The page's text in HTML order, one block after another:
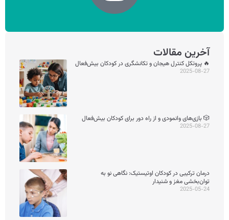
آخرین مقالات
🔥 پروتکل کنترل هیجان و تکانشگری در کودکان بیش‌فعال
2025-08-27
🎲 بازی‌های وانمودی و از راه دور برای کودکان بیش‌فعال
2025-08-27
درمان ترکیبی در کودکان اوتیستیک: نگاهی نو به
توان‌بخشی مغز و شنیدار
2025-05-24